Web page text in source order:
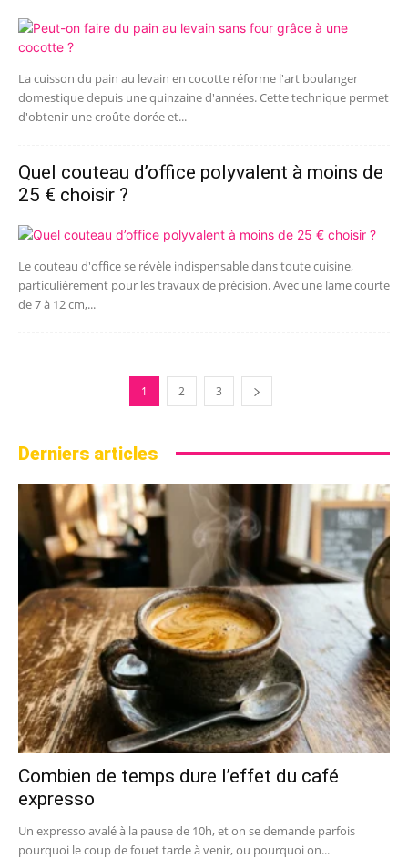
La cuisson du pain au levain en cocotte réforme l'art boulanger
domestique depuis une quinzaine d'années. Cette technique permet
d'obtenir une croûte dorée et...
Quel couteau d’office polyvalent à moins de
25 € choisir ?
Le couteau d'office se révèle indispensable dans toute cuisine,
particulièrement pour les travaux de précision. Avec une lame courte
de 7 à 12 cm,...
1 2 3
Derniers articles
Combien de temps dure l’effet du café
expresso
Un expresso avalé à la pause de 10h, et on se demande parfois
pourquoi le coup de fouet tarde à venir, ou pourquoi on...